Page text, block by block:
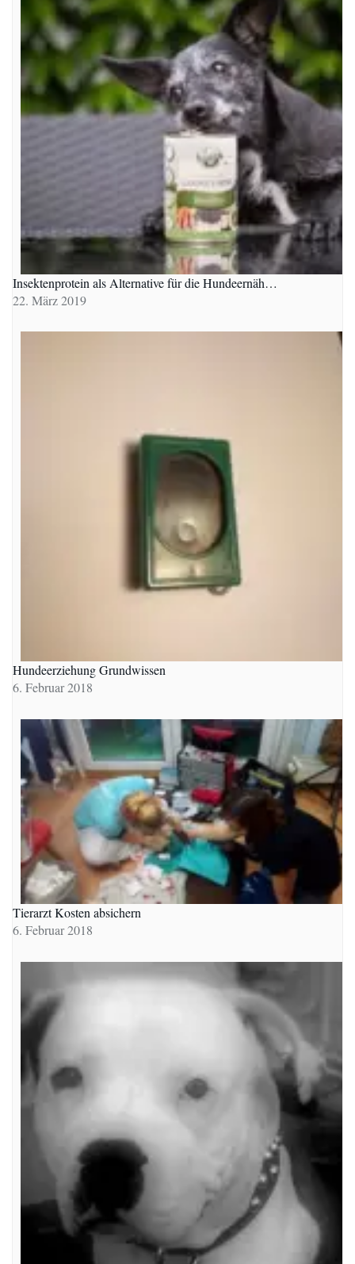
Insektenprotein als Alternative für die Hundeernäh…
22. März 2019
Hundeerziehung Grundwissen
6. Februar 2018
Tierarzt Kosten absichern
6. Februar 2018